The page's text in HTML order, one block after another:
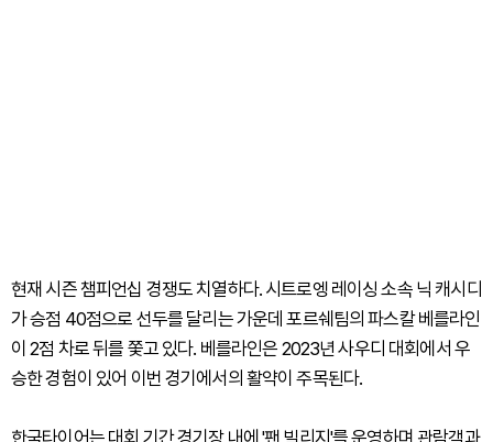
현재 시즌 챔피언십 경쟁도 치열하다. 시트로엥 레이싱 소속 닉 캐시디
가 승점 40점으로 선두를 달리는 가운데 포르쉐팀의 파스칼 베를라인
이 2점 차로 뒤를 쫓고 있다. 베를라인은 2023년 사우디 대회에서 우
승한 경험이 있어 이번 경기에서의 활약이 주목된다.